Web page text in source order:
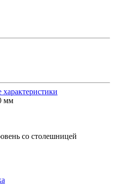
характеристики
мм
со столешницей